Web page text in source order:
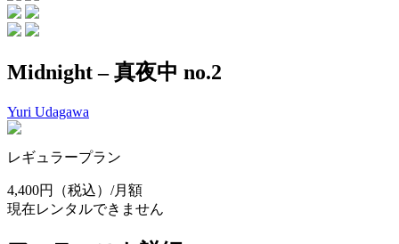
Midnight – 真夜中 no.2
Yuri Udagawa
レギュラープラン
4,400円
（税込）/月額
現在レンタルできません